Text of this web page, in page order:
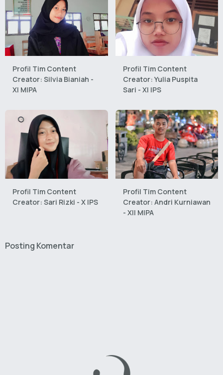
Profil Tim Content
Creator: Silvia Bianiah -
XI MIPA
Profil Tim Content
Creator: Yulia Puspita
Sari - XI IPS
Profil Tim Content
Creator: Sari Rizki - X IPS
Profil Tim Content
Creator: Andri Kurniawan
- Xll MIPA
Posting Komentar